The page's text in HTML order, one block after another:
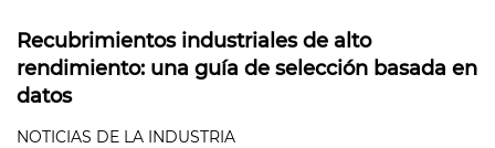
Recubrimientos industriales de alto
rendimiento: una guía de selección basada en
datos
NOTICIAS DE LA INDUSTRIA